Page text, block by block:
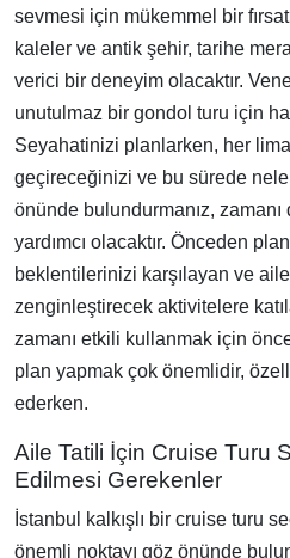
sevmesi için mükemmel bir
kaleler ve antik şehir, tarihe
verici bir deneyim olacaktır.
unutulmaz bir gondol turu için
Seyahatinizi planlarken, her
geçireceğinizi ve bu sürede
önünde bulundurmanız,
yardımcı olacaktır. Önceden
beklentilerinizi karşılayan ve
zenginleştirecek aktivitelere
zamanı etkili kullanmak için
plan yapmak çok önemlidir,
ederken.
Aile Tatili İçin Cruise Turu
Edilmesi Gerekenler
İstanbul kalkışlı bir cruise turu
önemli noktayı göz önünde